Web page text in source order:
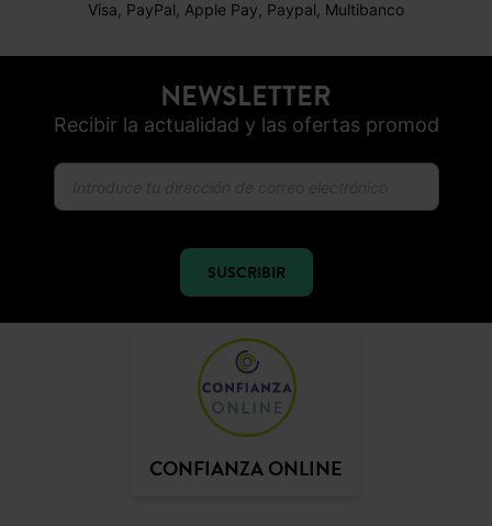
Visa, PayPal, Apple Pay, Paypal, Multibanco
NEWSLETTER
Recibir la actualidad y las ofertas promod
SUSCRIBIR
CONFIANZA ONLINE